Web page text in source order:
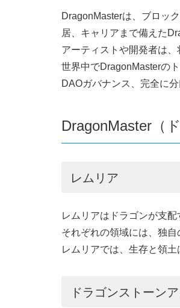
DragonMasterは、ブロッ
居、キャリアまで備えた
アーティストや開発者は
世界中でDragonMasterの
DAOガバナンス、完全に
DragonMaster（
レムリア
レムリアはドラゴンが支
それぞれの領域には、独自
レムリアでは、生存と領土
ドラゴンストーン